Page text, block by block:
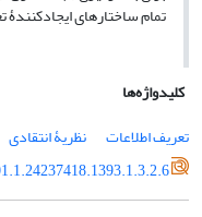
تمام ساختارهای ایجادکنندۀ
کلیدواژه‌ها
تعریف اطلاعات
نظریۀ انتقادی